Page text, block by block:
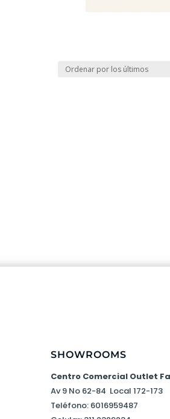
SHOWROOMS
Centro Comercial Outlet
Av 9 No 62-84 Local 172-173
Teléfono: 6016959487